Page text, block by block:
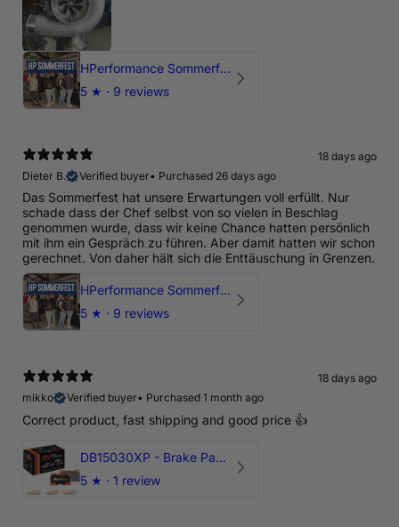
HPerformance Sommerfest 2026
5 ★ · 9 reviews
18 days ago
Dieter B.
Verified buyer• Purchased 26 days ago
Das Sommerfest hat unsere Erwartungen voll erfüllt. Nur
schade dass der Chef selbst von so vielen in Beschlag
genommen wurde, dass wir keine Chance hatten persönlich
mit ihm ein Gespräch zu führen. Aber damit hatten wir schon
gerechnet. Von daher hält sich die Enttäuschung in Grenzen.
HPerformance Sommerfest 2026
5 ★ · 9 reviews
18 days ago
mikko
Verified buyer• Purchased 1 month ago
Correct product, fast shipping and good price 👍
DB15030XP - Brake Pads Xtreme Performance | Front Axle
5 ★ · 1 review